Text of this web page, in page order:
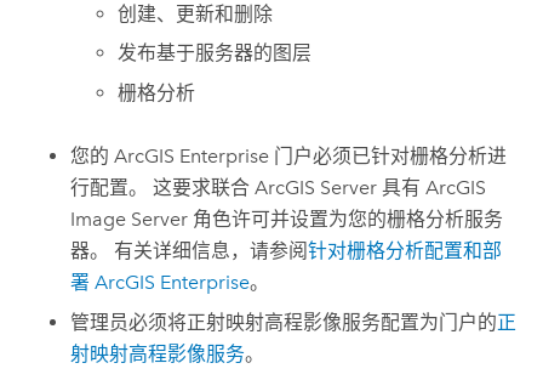
创建、更新和删除
发布基于服务器的图层
栅格分析
您的ArcGIS Enterprise 门户必须已针对栅格分析进
行配置。 这要求联合ArcGIS Server 具有ArcGIS
Image Server 角色许可并设置为您的栅格分析服务
器。 有关详细信息，请参阅针对栅格分析配置和部
署ArcGIS Enterprise。
管理员必须将正射映射高程影像服务配置为门户的正
射映射高程影像服务。